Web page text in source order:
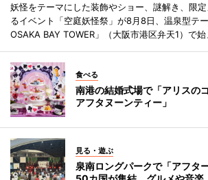
妖怪をテーマにした装飾やショー、謎解き、限
るイベント「空庭妖怪祭」が8月8日、温泉型テ
OSAKA BAY TOWER」（大阪市港区弁天1）で始
食べる
南港の結婚式場で「アリスの
アフタヌーンティー」
見る・遊ぶ
泉南ロングパークで「アフタ